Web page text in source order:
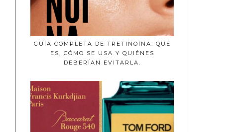
GUÍA COMPLETA DE TRETINOÍNA: QUÉ
ES, CÓMO SE USA Y QUIÉNES
DEBERÍAN EVITARLA.